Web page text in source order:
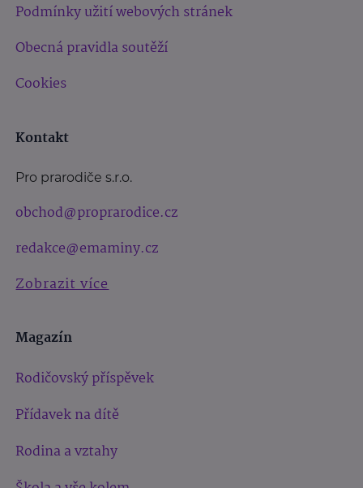
Podmínky užití webových stránek
Obecná pravidla soutěží
Cookies
Kontakt
Pro prarodiče s.r.o.
obchod@proprarodice.cz
redakce@emaminy.cz
Zobrazit více
Magazín
Rodičovský příspěvek
Přídavek na dítě
Rodina a vztahy